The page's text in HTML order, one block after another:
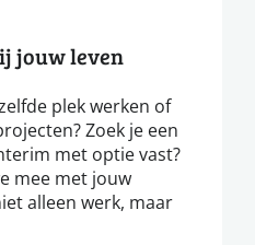
jouw leven
plek werken of
Zoek je een
met optie vast?
mee met jouw
alleen werk, maar